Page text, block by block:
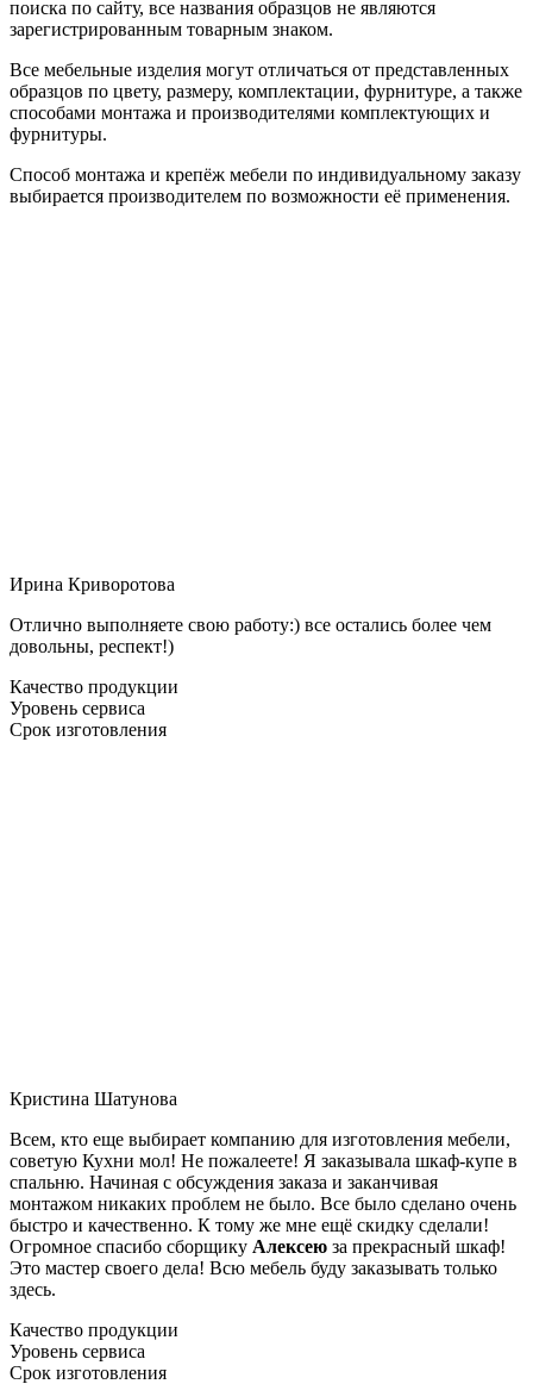
поиска по сайту, все названия образцов не являются
зарегистрированным товарным знаком.
Все мебельные изделия могут отличаться от представленных
образцов по цвету, размеру, комплектации, фурнитуре, а также
способами монтажа и производителями комплектующих и
фурнитуры.
Способ монтажа и крепёж мебели по индивидуальному заказу
выбирается производителем по возможности её применения.
Ирина Криворотова
Отлично выполняете свою работу:) все остались более чем
довольны, респект!)
Качество продукции
Уровень сервиса
Срок изготовления
Кристина Шатунова
Всем, кто еще выбирает компанию для изготовления мебели,
советую Кухни мол! Не пожалеете! Я заказывала шкаф-купе в
спальню. Начиная с обсуждения заказа и заканчивая
монтажом никаких проблем не было. Все было сделано очень
быстро и качественно. К тому же мне ещё скидку сделали!
Огромное спасибо сборщику Алексею за прекрасный шкаф!
Это мастер своего дела! Всю мебель буду заказывать только
здесь.
Качество продукции
Уровень сервиса
Срок изготовления